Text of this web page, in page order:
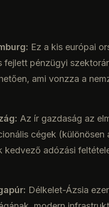
Ez a kis európai
fejlett pénzügyi
ami vonzza a
Az ír gazdaság az
cégek
kedvező adózási
Délkelet-Ázsia